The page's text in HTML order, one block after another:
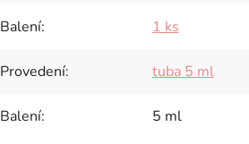
Balení: 1 ks
Provedení: tuba 5 ml
Balení: 5 ml